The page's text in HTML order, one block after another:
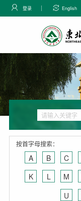
登录 English
按首字母搜索：
A B C
K
L M
U